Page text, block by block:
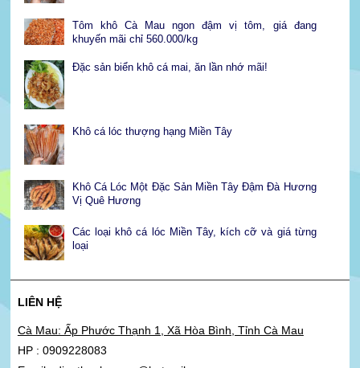
Tôm khô Cà Mau ngon đậm vị tôm, giá đang
khuyến mãi chỉ 560.000/kg
Đặc sản biển khô cá mai, ăn lần nhớ mãi!
Khô cá lóc thượng hạng Miền Tây
Khô Cá Lóc Một Đặc Sản Miền Tây Đậm Đà Hương
Vị Quê Hương
Các loại khô cá lóc Miền Tây, kích cỡ và giá từng
loại
LIÊN HỆ
Cà Mau: Ấp Phước Thạnh 1, Xã Hòa Bình, Tỉnh Cà Mau
HP : 0909228083